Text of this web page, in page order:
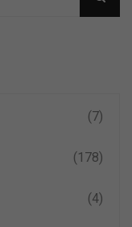
(7)
(178)
(4)